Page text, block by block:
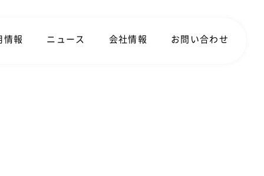
情報 ニュース 会社情報 お問い合わせ